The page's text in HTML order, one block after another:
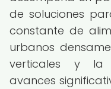
de soluciones
constante de
urbanos
verticales y la
avances